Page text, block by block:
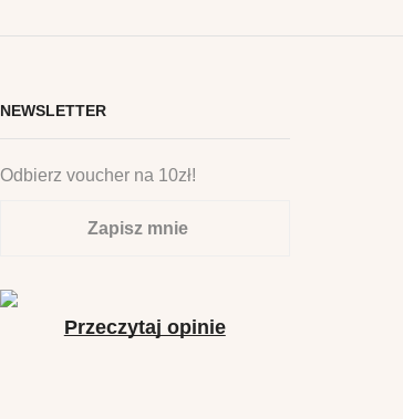
NEWSLETTER
Odbierz voucher na 10zł!
Zapisz mnie
Przeczytaj opinie